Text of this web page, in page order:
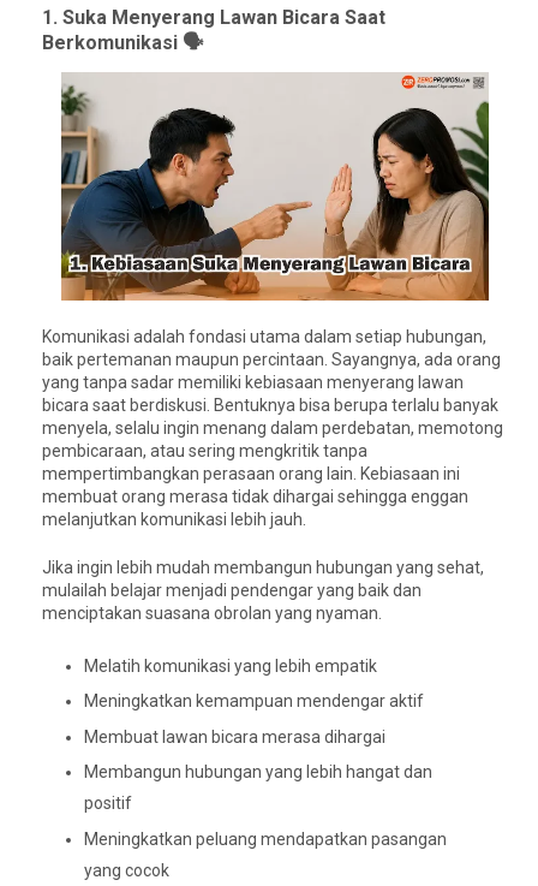
1. Suka Menyerang Lawan Bicara Saat
Berkomunikasi 🗣️
Komunikasi adalah fondasi utama dalam setiap hubungan,
baik pertemanan maupun percintaan. Sayangnya, ada orang
yang tanpa sadar memiliki kebiasaan menyerang lawan
bicara saat berdiskusi. Bentuknya bisa berupa terlalu banyak
menyela, selalu ingin menang dalam perdebatan, memotong
pembicaraan, atau sering mengkritik tanpa
mempertimbangkan perasaan orang lain. Kebiasaan ini
membuat orang merasa tidak dihargai sehingga enggan
melanjutkan komunikasi lebih jauh.
Jika ingin lebih mudah membangun hubungan yang sehat,
mulailah belajar menjadi pendengar yang baik dan
menciptakan suasana obrolan yang nyaman.
Melatih komunikasi yang lebih empatik
Meningkatkan kemampuan mendengar aktif
Membuat lawan bicara merasa dihargai
Membangun hubungan yang lebih hangat dan
positif
Meningkatkan peluang mendapatkan pasangan
yang cocok